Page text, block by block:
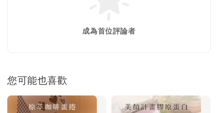
成為首位評論者
您可能也喜歡